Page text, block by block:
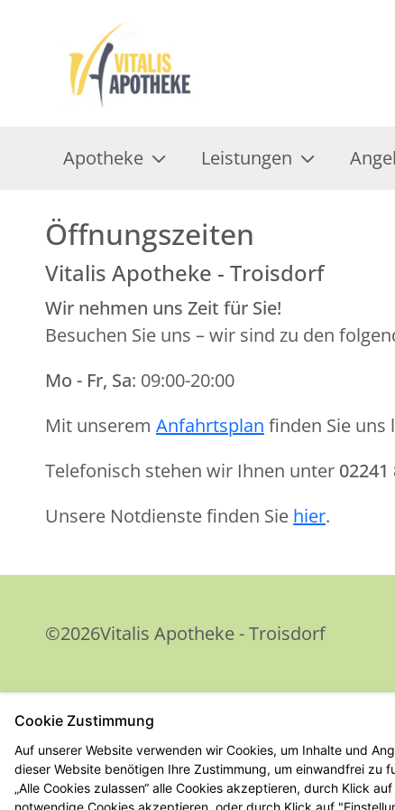
Apotheke Leistungen
Öffnungszeiten
Vitalis Apotheke - Troisdorf
Wir nehmen uns Zeit für Sie!
Besuchen Sie uns – wir sind zu den
Mo - Fr, Sa: 09:00-20:00
Mit unserem Anfahrtsplan finden Sie uns
Telefonisch stehen wir Ihnen unter 02241
Unsere Notdienste finden Sie hier.
©2026Vitalis Apotheke - Troisdorf
Cookie Zustimmung
Auf unserer Website verwenden wir Cookies, um Inhalte und
dieser Website benötigen Ihre Zustimmung, um einwandfrei zu
„Alle Cookies zulassen“ alle Cookies akzeptieren, durch Klick
notwendige Cookies akzeptieren, oder durch Klick auf